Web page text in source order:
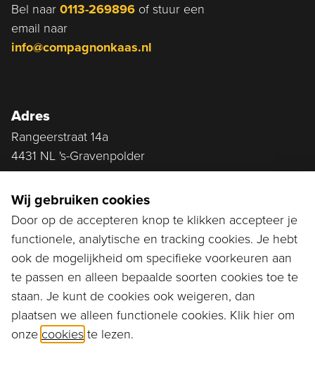
Bel naar 0113-269896 of stuur een
email naar
info@compagnonkaas.nl
Adres
Rangeerstraat 14a
4431 NL 's-Gravenpolder
Ga naar...
Bestellen
Diensten
Assortiment
Wij gebruiken cookies
Door op de accepteren knop te klikken accepteer je
functionele, analytische en tracking cookies. Je hebt
ook de mogelijkheid om specifieke voorkeuren aan
te passen en alleen bepaalde soorten cookies toe te
staan. Je kunt de cookies ook weigeren, dan
plaatsen we alleen functionele cookies. Klik hier om
onze cookies te lezen.